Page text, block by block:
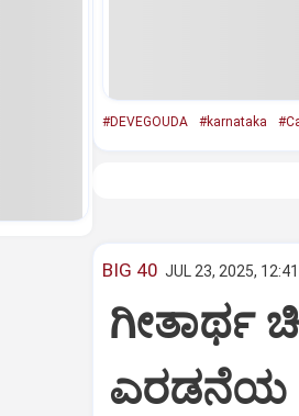
#DEVEGOUDA #karnataka
BIG 40 JUL 23, 2025,
ಗೀತಾರ್ಥ
ಎರಡನೆಯ